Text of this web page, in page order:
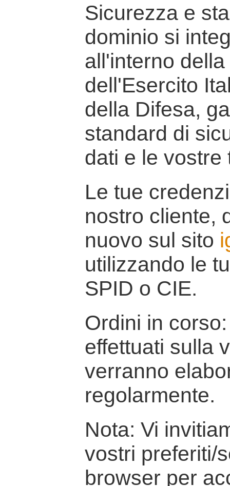
Sicurezza e
dominio si
all'interno
dell'Esercito
della Difesa,
standard di
dati e le vostre
Le tue
nostro cliente,
nuovo sul sito
utilizzando le
SPID o CIE.
Ordini in
effettuati sulla
verranno
regolarmente.
Nota: Vi
vostri preferiti/
browser per